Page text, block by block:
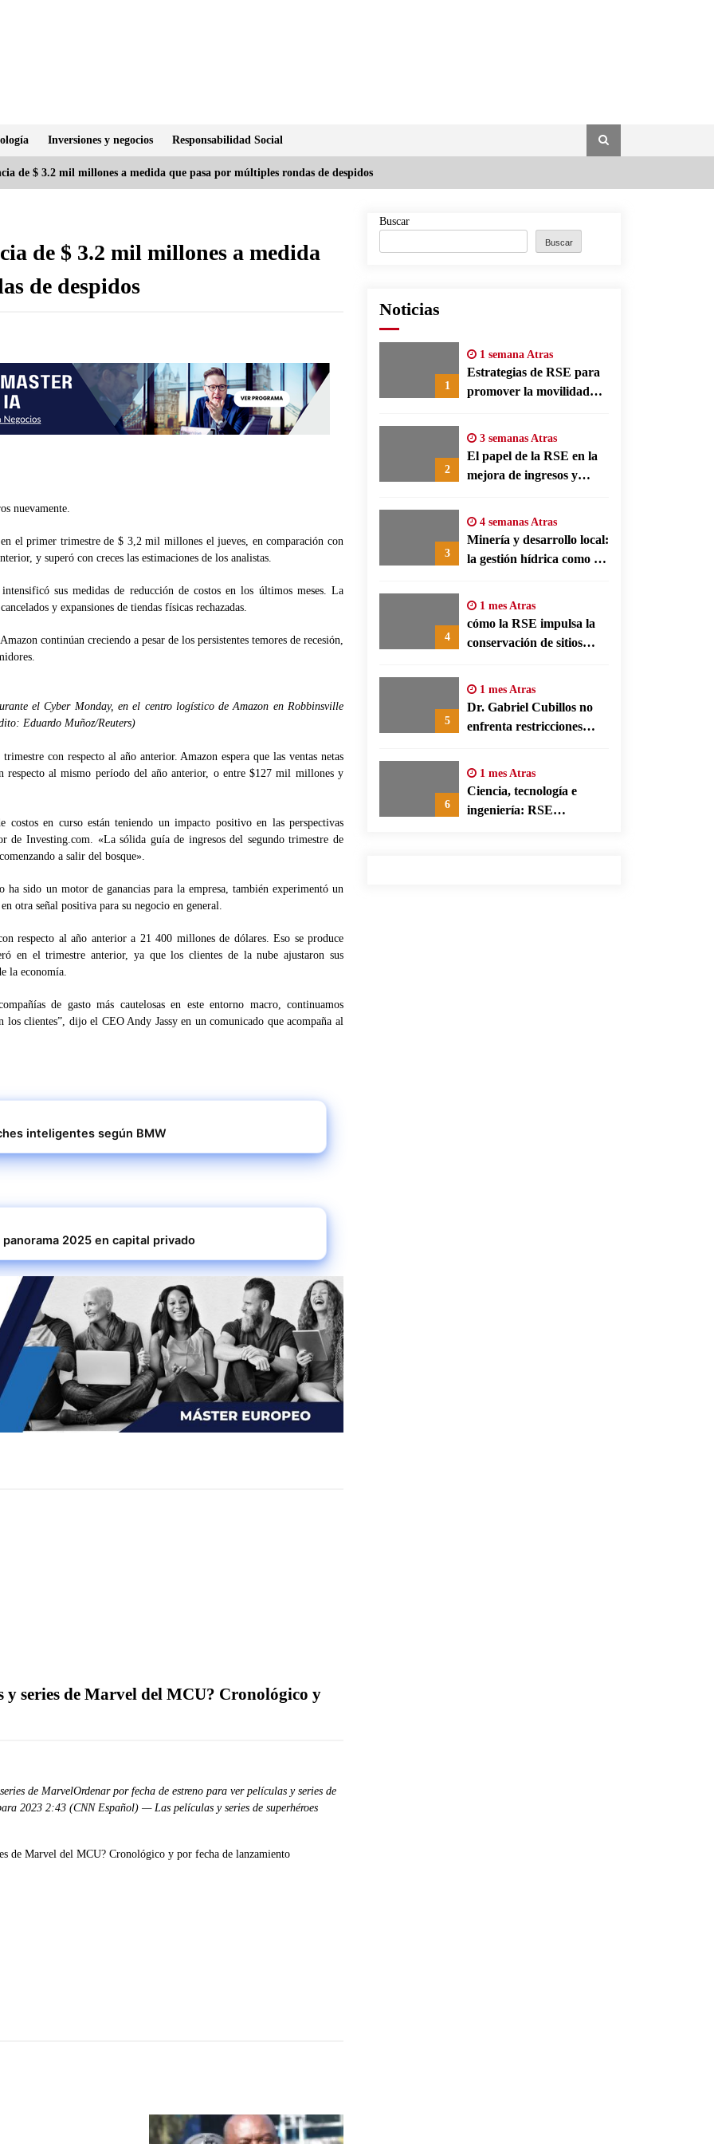
Inversiones y negocios Responsabilidad Social
de $ 3.2 mil millones a medida que pasa por múltiples rondas de despidos
de $ 3.2 mil millones a medida
de despidos
nuevamente.
el primer trimestre de $ 3,2 mil millones el jueves, en comparación con
y superó con creces las estimaciones de los analistas.
sus medidas de reducción de costos en los últimos meses. La
y expansiones de tiendas físicas rechazadas.
continúan creciendo a pesar de los persistentes temores de recesión,
el Cyber ​​​​Monday, en el centro logístico de Amazon en Robbinsville
Eduardo Muñoz/Reuters)
con respecto al año anterior. Amazon espera que las ventas netas
respecto al mismo período del año anterior, o entre $127 mil millones y
costos en curso están teniendo un impacto positivo en las perspectivas
de Investing.com. «La sólida guía de ingresos del segundo trimestre de
a salir del bosque».
sido un motor de ganancias para la empresa, también experimentó un
otra señal positiva para su negocio en general.
respecto al año anterior a 21 400 millones de dólares. Eso se produce
en el trimestre anterior, ya que los clientes de la nube ajustaron sus
la economía.
de gasto más cautelosas en este entorno macro, continuamos
clientes”, dijo el CEO Andy Jassy en un comunicado que acompaña al
inteligentes según BMW
2025 en capital privado
y series de Marvel del MCU? Cronológico y
de MarvelOrdenar por fecha de estreno para ver películas y series de
2023 2:43 (CNN Español) — Las películas y series de superhéroes
Buscar
Buscar
Noticias
1
1 semana Atras
Estrategias de RSE para
promover la movilidad
fabriles alemanes
2
3 semanas Atras
El papel de la RSE en la
mejora de ingresos y
3
4 semanas Atras
Minería y desarrollo local:
la gestión hídrica como eje
4
1 mes Atras
cómo la RSE impulsa la
conservación de sitios
5
1 mes Atras
Dr. Gabriel Cubillos no
enfrenta restricciones
6
1 mes Atras
Ciencia, tecnología e
ingeniería: RSE